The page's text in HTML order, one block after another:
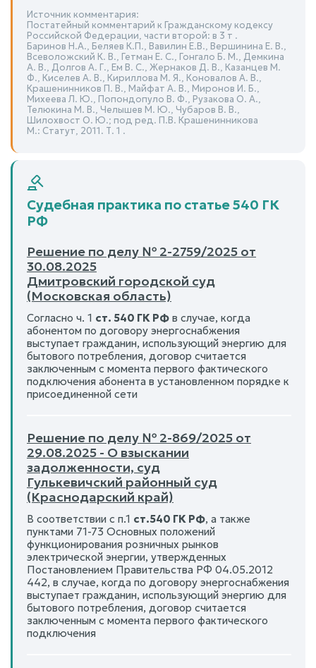
Источник комментария:
Постатейный комментарий к Гражданскому кодексу
Российской Федерации, части второй: в 3 т .
Баринов Н.А., Беляев К.П., Вавилин Е.В., Вершинина Е. В.,
Всеволожский К. В., Гетман Е. С., Гонгало Б. М., Демкина
А. В., Долгов А. Г., Ем В. С., Жернаков Д. В., Казанцев М.
Ф., Киселев А. В., Кириллова М. Я., Коновалов А. В.,
Крашенинников П. В., Майфат А. В., Миронов И. Б.,
Михеева Л. Ю., Попондопуло В. Ф., Рузакова О. А.,
Телюкина М. В., Челышев М. Ю., Чубаров В. В.,
Шилохвост О. Ю.; под ред. П.В. Крашенинникова
М.: Статут, 2011. Т. 1 .
Судебная практика по статье 540 ГК
РФ
Решение по делу № 2-2759/2025 от
30.08.2025
Дмитровский городской суд
(Московская область)
Согласно ч. 1 ст. 540 ГК РФ в случае, когда
абонентом по договору энергоснабжения
выступает гражданин, использующий энергию для
бытового потребления, договор считается
заключенным с момента первого фактического
подключения абонента в установленном порядке к
присоединенной сети
Решение по делу № 2-869/2025 от
29.08.2025 - О взыскании
задолженности, суд
Гулькевичский районный суд
(Краснодарский край)
В соответствии с п.1 ст.540 ГК РФ, а также
пунктами 71-73 Основных положений
функционирования розничных рынков
электрической энергии, утвержденных
Постановлением Правительства РФ 04.05.2012
442, в случае, когда по договору энергоснабжения
выступает гражданин, использующий энергию для
бытового потребления, договор считается
заключенным с момента первого фактического
подключения